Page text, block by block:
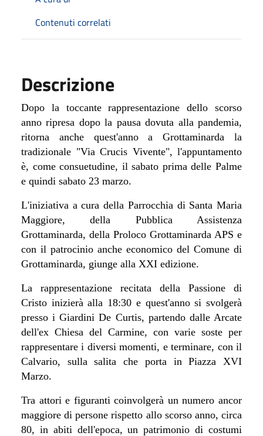
Contenuti correlati
Descrizione
Dopo la toccante rappresentazione dello scorso
anno ripresa dopo la pausa dovuta alla pandemia,
ritorna anche quest'anno a Grottaminarda la
tradizionale "Via Crucis Vivente", l'appuntamento
è, come consuetudine, il sabato prima delle Palme
e quindi sabato 23 marzo.
L'iniziativa a cura della Parrocchia di Santa Maria
Maggiore, della Pubblica Assistenza
Grottaminarda, della Proloco Grottaminarda APS e
con il patrocinio anche economico del Comune di
Grottaminarda, giunge alla XXI edizione.
La rappresentazione recitata della Passione di
Cristo inizierà alla 18:30 e quest'anno si svolgerà
presso i Giardini De Curtis, partendo dalle Arcate
dell'ex Chiesa del Carmine, con varie soste per
rappresentare i diversi momenti, e terminare, con il
Calvario, sulla salita che porta in Piazza XVI
Marzo.
Tra attori e figuranti coinvolgerà un numero ancor
maggiore di persone rispetto allo scorso anno, circa
80, in abiti dell'epoca, un patrimonio di costumi